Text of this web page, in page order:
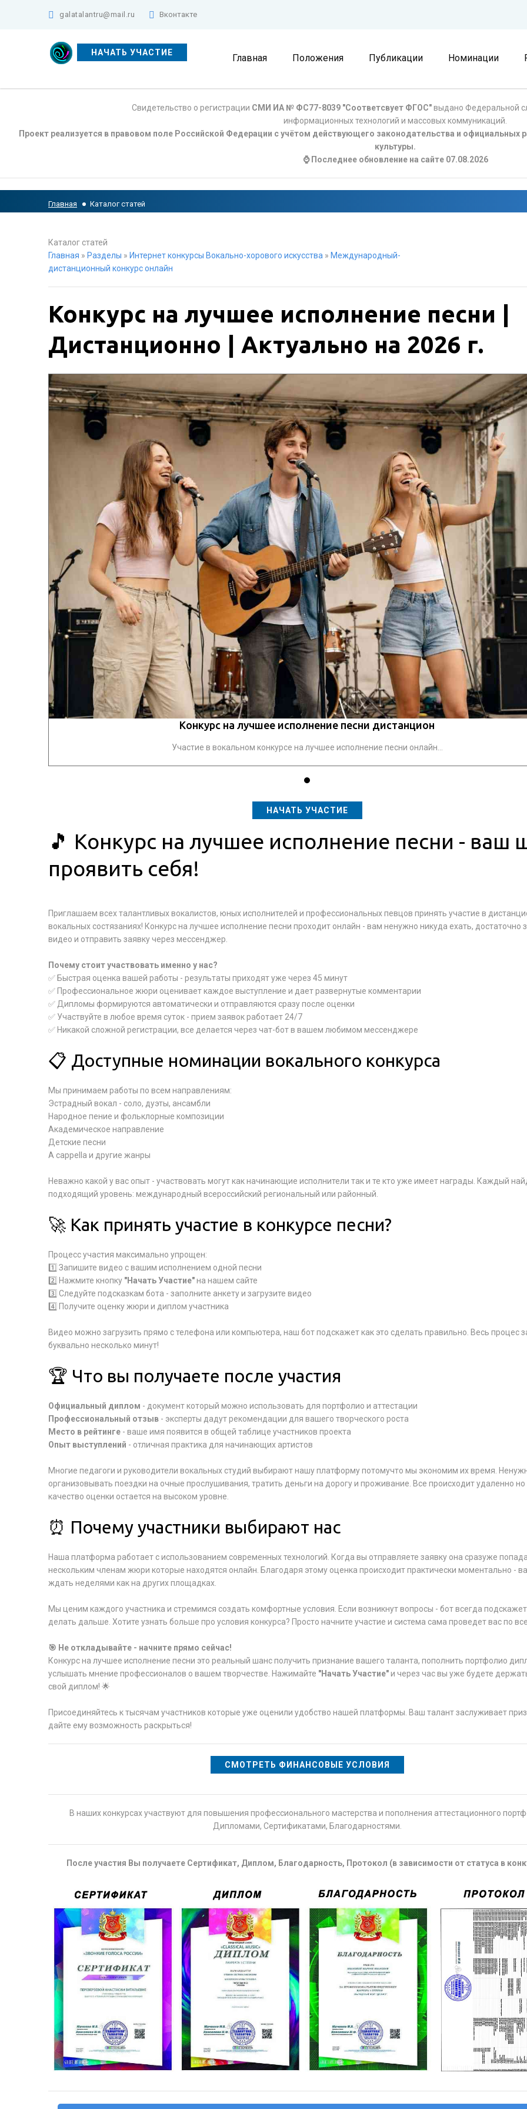
galatalantru@mail.ru Вконтакте
НАЧАТЬ УЧАСТИЕ
Главная Положения Публикации Номинации
Свидетельство о регистрации СМИ ИА № ФС77-8039 "Соответсвует ФГОС"выдано Федеральной
информационных технологий и массовых коммуникаций.
Проект реализуется в правовом поле Российской Федерации с учётом действующего законодательства и официальных
культуры.
⌚ Последнее обновление на сайте 07.08.2026
Главная Каталог статей
Каталог статей
Главная » Разделы » Интернет конкурсы Вокально-хорового искусства » Международный-
дистанционный конкурс онлайн
Конкурс на лучшее исполнение песни |
Дистанционно | Актуально на 2026 г.
Конкурс на лучшее исполнение песни дистанцион
Участие в вокальном конкурсе на лучшее исполнение песни онлайн...
НАЧАТЬ УЧАСТИЕ
🎵 Конкурс на лучшее исполнение песни - ваш
проявить себя!
Приглашаем всех талантливых вокалистов, юных исполнителей и профессиональных певцов принять участие в
вокальных состязаниях! Конкурс на лучшее исполнение песни проходит онлайн - вам ненужно никуда ехать, достаточно
видео и отправить заявку через мессенджер.
Почему стоит участвовать именно у нас?
✅ Быстрая оценка вашей работы - результаты приходят уже через 45 минут
✅ Профессиональное жюри оценивает каждое выступление и дает развернутые комментарии
✅ Дипломы формируются автоматически и отправляются сразу после оценки
✅ Участвуйте в любое время суток - прием заявок работает 24/7
✅ Никакой сложной регистрации, все делается через чат-бот в вашем любимом мессенджере
📋 Доступные номинации вокального конкурса
Мы принимаем работы по всем направлениям:
Эстрадный вокал - соло, дуэты, ансамбли
Народное пение и фольклорные композиции
Академическое направление
Детские песни
A cappella и другие жанры
Неважно какой у вас опыт - участвовать могут как начинающие исполнители так и те кто уже имеет награды. Каждый
подходящий уровень: международный всероссийский региональный или районный.
🚀 Как принять участие в конкурсе песни?
Процесс участия максимально упрощен:
1️⃣ Запишите видео с вашим исполнением одной песни
2️⃣ Нажмите кнопку "Начать Участие"на нашем сайте
3️⃣ Следуйте подсказкам бота - заполните анкету и загрузите видео
4️⃣ Получите оценку жюри и диплом участника
Видео можно загрузить прямо с телефона или компьютера, наш бот подскажет как это сделать правильно. Весь процес
буквально несколько минут!
🏆 Что вы получаете после участия
Официальный диплом - документ который можно использовать для портфолио и аттестации
Профессиональный отзыв - эксперты дадут рекомендации для вашего творческого роста
Место в рейтинге - ваше имя появится в общей таблице участников проекта
Опыт выступлений - отличная практика для начинающих артистов
Многие педагоги и руководители вокальных студий выбирают нашу платформу потомучто мы экономим их время.
организовывать поездки на очные прослушивания, тратить деньги на дорогу и проживание. Все происходит удаленно
качество оценки остается на высоком уровне.
⏰ Почему участники выбирают нас
Наша платформа работает с использованием современных технологий. Когда вы отправляете заявку она сразуже
нескольким членам жюри которые находятся онлайн. Благодаря этому оценка происходит практически моментально -
ждать неделями как на других площадках.
Мы ценим каждого участника и стремимся создать комфортные условия. Если возникнут вопросы - бот всегда
делать дальше. Хотите узнать больше про условия конкурса? Просто начните участие и система сама проведет вас по
🎯 Не откладывайте - начните прямо сейчас!
Конкурс на лучшее исполнение песни это реальный шанс получить признание вашего таланта, пополнить портфолио
услышать мнение профессионалов о вашем творчестве. Нажимайте "Начать Участие"и через час вы уже будете
свой диплом! 🌟
Присоединяйтесь к тысячам участников которые уже оценили удобство нашей платформы. Ваш талант заслуживает
дайте ему возможность раскрыться!
СМОТРЕТЬ ФИНАНСОВЫЕ УСЛОВИЯ
В наших конкурсах участвуют для повышения профессионального мастерства и пополнения аттестационного
Дипломами, Сертификатами, Благодарностями.
После участия Вы получаете Сертификат, Диплом, Благодарность, Протокол (в зависимости от статуса в